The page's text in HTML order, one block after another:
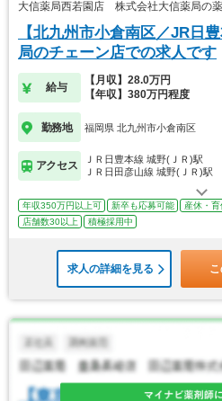
大信薬局西若園店 株式会社大信薬局の
【北九州市小倉南区／JR日
局のチェーン店での求人です
給与
【月収】28.0万円
【年収】380万円程度
勤務地 福岡県 北九州市小倉南区
アクセス
ＪＲ日豊本線 城野(ＪＲ)駅
ＪＲ日田彦山線 城野(ＪＲ)駅
年収350万円以上可 新卒も応募可能 産休・育
店舗数30以上
積極採用中
求人の詳細を見る